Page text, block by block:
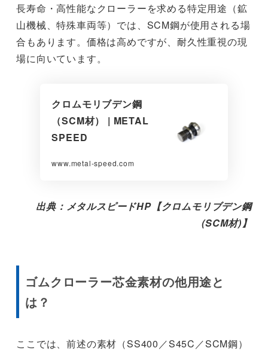
長寿命・高性能なクローラーを求める特定用途（鉱
山機械、特殊車両等）では、SCM鋼が使用される場
合もあります。価格は高めですが、耐久性重視の現
場に向いています。
クロムモリブデン鋼
（SCM材） | METAL
SPEED
www.metal-speed.com
出典：メタルスピードHP【クロムモリブデン鋼
(SCM材)】
ゴムクローラー芯金素材の他用途と
は？
ここでは、前述の素材（SS400／S45C／SCM鋼）